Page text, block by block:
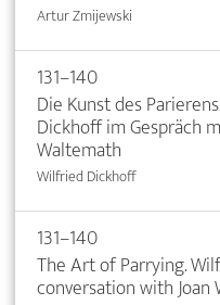
Artur Zmijewski
131–140
Die Kunst des
Dickhoff im Gespräch
Waltemath
Wilfried Dickhoff
131–140
The Art of Parrying.
conversation with Joan